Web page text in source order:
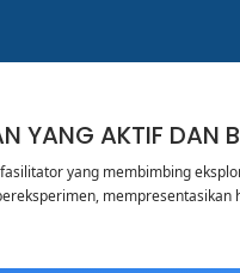
YANG AKTIF DAN
yang membimbing